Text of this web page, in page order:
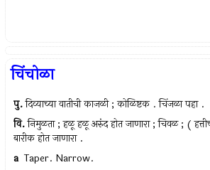
चिंचोळा
पु. दिव्याच्या वातीची काजळी ; कोळिष्टक . चिंजळा पहा .
वि. निमुळता ; हळू हळू अरुंद होत जाणारा ; चिवळ ; (
बारीक होत जाणारा .
a Taper. Narrow.